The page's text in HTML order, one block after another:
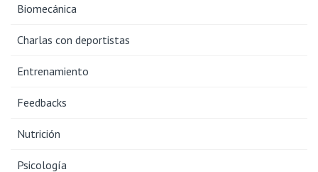
Biomecánica
Charlas con deportistas
Entrenamiento
Feedbacks
Nutrición
Psicología